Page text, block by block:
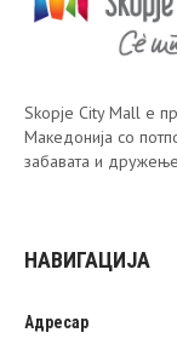
Skopje City Mall е
Македонија со
забавата и
НАВИГАЦИЈА
Адресар